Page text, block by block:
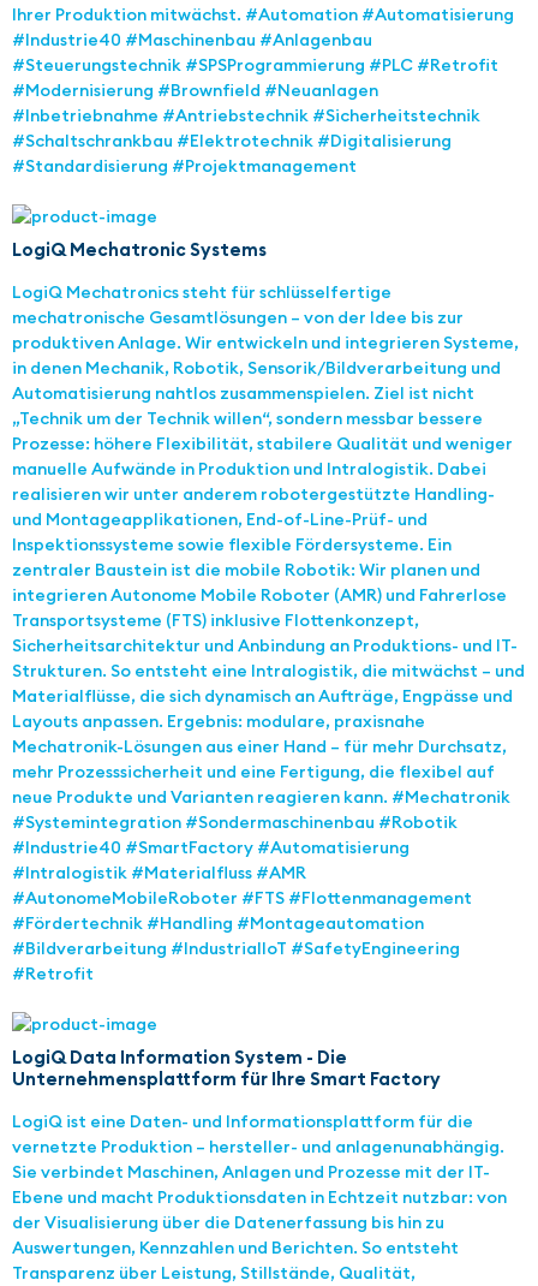
Ihrer Produktion mitwächst. #Automation #Automatisierung
#Industrie40 #Maschinenbau #Anlagenbau
#Steuerungstechnik #SPSProgrammierung #PLC #Retrofit
#Modernisierung #Brownfield #Neuanlagen
#Inbetriebnahme #Antriebstechnik #Sicherheitstechnik
#Schaltschrankbau #Elektrotechnik #Digitalisierung
#Standardisierung #Projektmanagement
LogiQ Mechatronic Systems
LogiQ Mechatronics steht für schlüsselfertige
mechatronische Gesamtlösungen – von der Idee bis zur
produktiven Anlage. Wir entwickeln und integrieren Systeme,
in denen Mechanik, Robotik, Sensorik/Bildverarbeitung und
Automatisierung nahtlos zusammenspielen. Ziel ist nicht
„Technik um der Technik willen“, sondern messbar bessere
Prozesse: höhere Flexibilität, stabilere Qualität und weniger
manuelle Aufwände in Produktion und Intralogistik. Dabei
realisieren wir unter anderem robotergestützte Handling-
und Montageapplikationen, End-of-Line-Prüf- und
Inspektionssysteme sowie flexible Fördersysteme. Ein
zentraler Baustein ist die mobile Robotik: Wir planen und
integrieren Autonome Mobile Roboter (AMR) und Fahrerlose
Transportsysteme (FTS) inklusive Flottenkonzept,
Sicherheitsarchitektur und Anbindung an Produktions- und IT-
Strukturen. So entsteht eine Intralogistik, die mitwächst – und
Materialflüsse, die sich dynamisch an Aufträge, Engpässe und
Layouts anpassen. Ergebnis: modulare, praxisnahe
Mechatronik-Lösungen aus einer Hand – für mehr Durchsatz,
mehr Prozesssicherheit und eine Fertigung, die flexibel auf
neue Produkte und Varianten reagieren kann. #Mechatronik
#Systemintegration #Sondermaschinenbau #Robotik
#Industrie40 #SmartFactory #Automatisierung
#Intralogistik #Materialfluss #AMR
#AutonomeMobileRoboter #FTS #Flottenmanagement
#Fördertechnik #Handling #Montageautomation
#Bildverarbeitung #IndustrialIoT #SafetyEngineering
#Retrofit
LogiQ Data Information System - Die
Unternehmensplattform für Ihre Smart Factory
LogiQ ist eine Daten- und Informationsplattform für die
vernetzte Produktion – hersteller- und anlagenunabhängig.
Sie verbindet Maschinen, Anlagen und Prozesse mit der IT-
Ebene und macht Produktionsdaten in Echtzeit nutzbar: von
der Visualisierung über die Datenerfassung bis hin zu
Auswertungen, Kennzahlen und Berichten. So entsteht
Transparenz über Leistung, Stillstände, Qualität,